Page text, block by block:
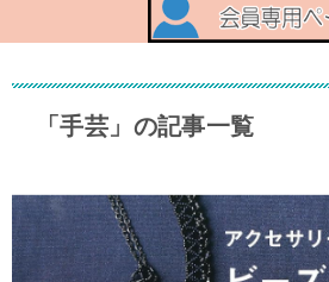
「手芸」の記事一覧